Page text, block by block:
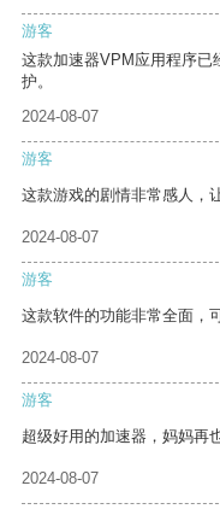
游客
这款加速器VPM应用程序已
护。
2024-08-07
游客
这款游戏的剧情非常感人，
2024-08-07
游客
这款软件的功能非常全面，
2024-08-07
游客
超级好用的加速器，妈妈再
2024-08-07